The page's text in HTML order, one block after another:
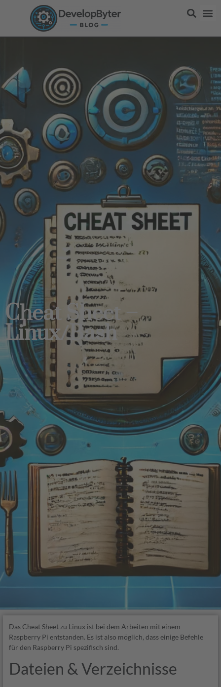
Cheat Sheet –
Linux/Bash
Das Cheat Sheet zu Linux ist bei dem Arbeiten mit einem
Raspberry Pi entstanden. Es ist also möglich, dass einige Befehle
für den Raspberry Pi spezifisch sind.
Dateien & Verzeichnisse